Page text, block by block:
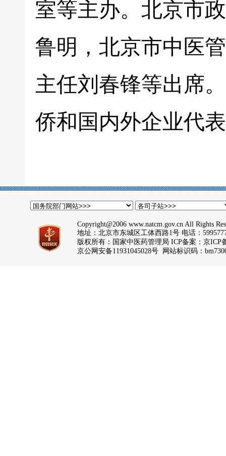
室等主办。北京市
鲁明，北京市中医
主任刘春锋等出席
侨和国内外企业代
Copyright@2006 www.natcm.gov.cn All Rights
地址：北京市东城区工体西路1号 电话：
版权所有：国家中医药管理局 ICP备案： 京ICP
京公网安备11931045028号 网站标识码：